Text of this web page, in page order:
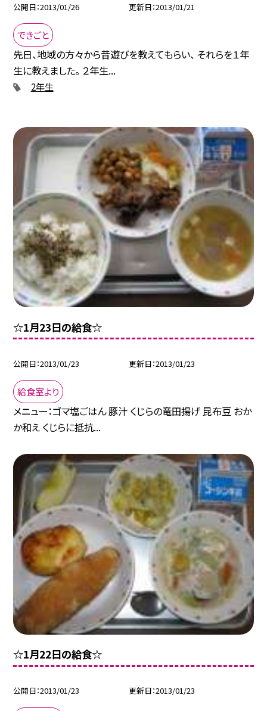
公開日 2013/01/26 更新日 2013/01/21
できごと
先日、地域の方々から昔遊びを教えてもらい、 それらを１年
生に教えました。 ２年生...
2年生
☆1月23日の給食☆
公開日 2013/01/23 更新日 2013/01/23
給食室より
メニュー：ゴマ塩ごはん 豚汁 くじらの竜田揚げ 昆布豆 おか
か和え くじらに抵抗...
☆1月22日の給食☆
公開日 2013/01/23 更新日 2013/01/23